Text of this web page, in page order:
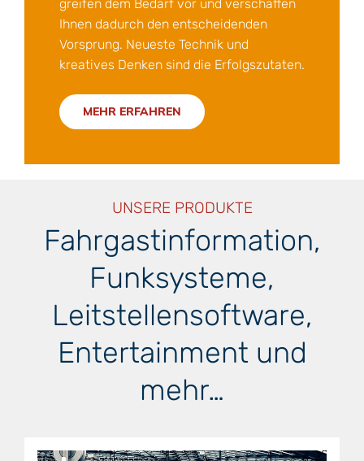
greifen dem Bedarf vor und verschaffen
Ihnen dadurch den entscheidenden
Vorsprung. Neueste Technik und
kreatives Denken sind die Erfolgszutaten.
MEHR ERFAHREN
UNSERE PRODUKTE
Fahrgastinformation,
Funksysteme,
Leitstellensoftware,
Entertainment und
mehr…